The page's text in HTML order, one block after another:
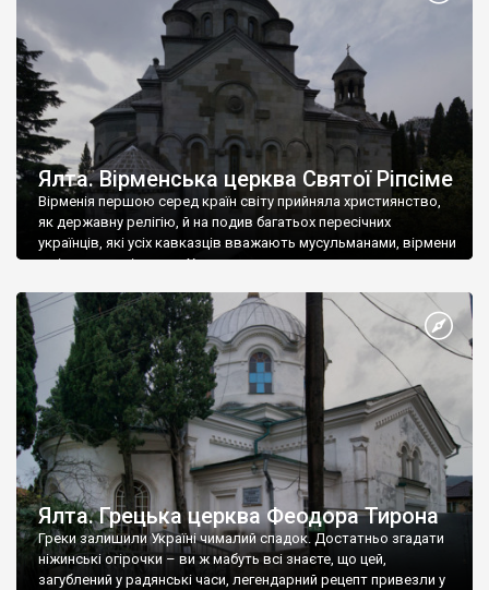
Ялта. Вірменська церква Святої Ріпсіме
Вірменія першою серед країн світу прийняла християнство,
як державну релігію, й на подив багатьох пересічних
українців, які усіх кавказців вважають мусульманами, вірмени
є відданими вірянами Христа
Ялта. Грецька церква Феодора Тирона
Греки залишили Україні чималий спадок. Достатньо згадати
ніжинські огірочки – ви ж мабуть всі знаєте, що цей,
загублений у радянські часи, легендарний рецепт привезли у